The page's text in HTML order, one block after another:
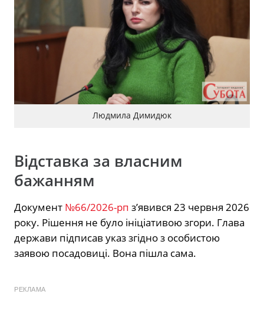
Людмила Димидюк
Відставка за власним
бажанням
Документ №66/2026-рп з’явився 23 червня 2026
року. Рішення не було ініціативою згори. Глава
держави підписав указ згідно з особистою
заявою посадовиці. Вона пішла сама.
РЕКЛАМА